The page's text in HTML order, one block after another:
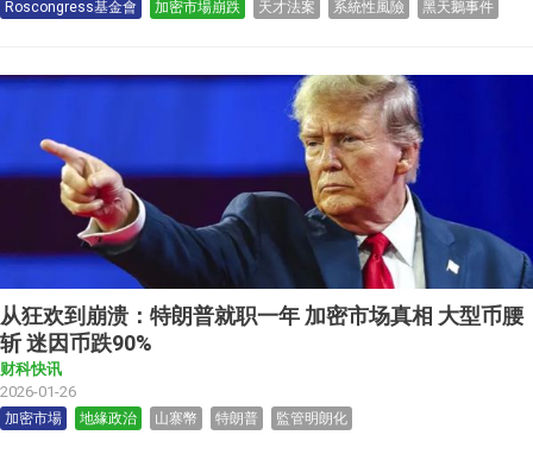
Roscongress基金會 加密市場崩跌 天才法案 系統性風險 黑天鵝事件
从狂欢到崩溃：特朗普就职一年 加密市场真相 大型币腰
斩 迷因币跌90%
财科快讯
2026-01-26
加密市場 地緣政治 山寨幣 特朗普 監管明朗化